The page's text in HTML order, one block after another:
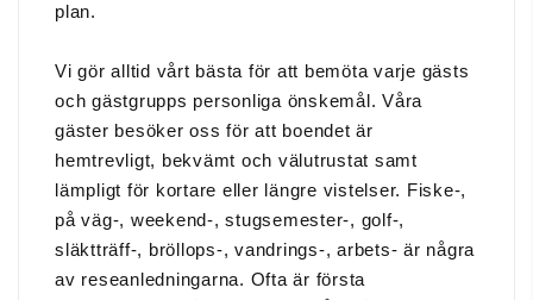
plan.
Vi gör alltid vårt bästa för att bemöta varje gästs
och gästgrupps personliga önskemål. Våra
gäster besöker oss för att boendet är
hemtrevligt, bekvämt och välutrustat samt
lämpligt för kortare eller längre vistelser. Fiske-,
på väg-, weekend-, stugsemester-, golf-,
släktträff-, bröllops-, vandrings-, arbets- är några
av reseanledningarna. Ofta är första